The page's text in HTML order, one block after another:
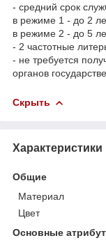
- средний срок
в режиме 1 - до 2
в режиме 2 - до 5
- 2 частотные
- не требуется
органов
Скрыть
Характеристики
Общие
Материал
Цвет
Основные